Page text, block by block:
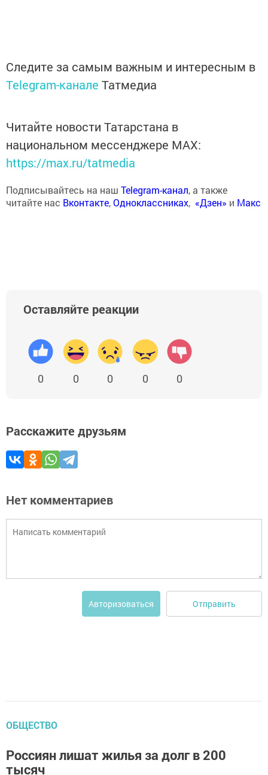
Следите за самым важным и интересным в
Telegram-канале Татмедиа
Читайте новости Татарстана в
национальном мессенджере MАХ:
https://max.ru/tatmedia
Подписывайтесь на наш Telegram-канал, а также
читайте нас Вконтакте,Одноклассниках, «Дзен» и Макс
Оставляйте реакции
0 0 0 0 0
Расскажите друзьям
Нет комментариев
Авторизоваться Отправить
ОБЩЕСТВО
Россиян лишат жилья за долг в 200
тысяч